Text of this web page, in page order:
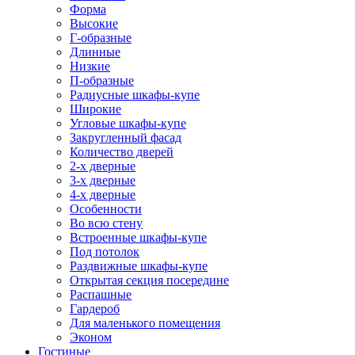
Форма
Высокие
Г-образные
Длинные
Низкие
П-образные
Радиусные шкафы-купе
Широкие
Угловые шкафы-купе
Закругленный фасад
Количество дверей
2-х дверные
3-х дверные
4-х дверные
Особенности
Во всю стену
Встроенные шкафы-купе
Под потолок
Раздвижные шкафы-купе
Открытая секция посередине
Распашные
Гардероб
Для маленького помещения
Эконом
Гостиные